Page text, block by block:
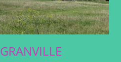
GRANVILLE